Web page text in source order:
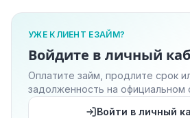
УЖЕ КЛИЕНТ ЕЗАЙМ?
Войдите в личный
Оплатите займ, продлите срок
задолженность на официальном
Войти в личный